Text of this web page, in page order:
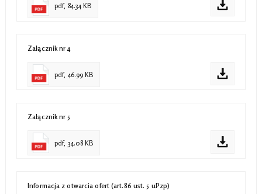
pdf, 84.34 KB
Załącznik nr 4
pdf, 46.99 KB
Załącznik nr 5
pdf, 34.08 KB
Informacja z otwarcia ofert (art.86 ust. 5 uPzp)